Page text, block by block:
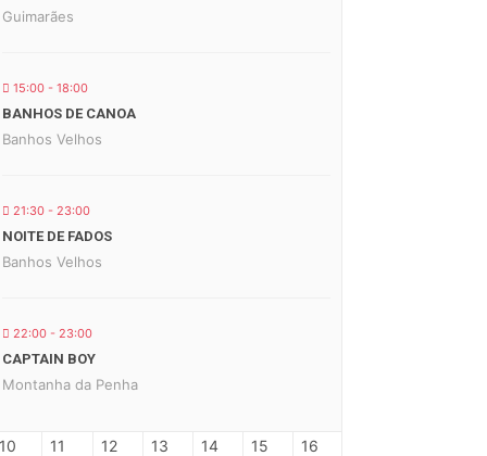
Guimarães
15:00 - 18:00
BANHOS DE CANOA
Banhos Velhos
21:30 - 23:00
NOITE DE FADOS
Banhos Velhos
22:00 - 23:00
CAPTAIN BOY
Montanha da Penha
10 11 12 13 14 15 16